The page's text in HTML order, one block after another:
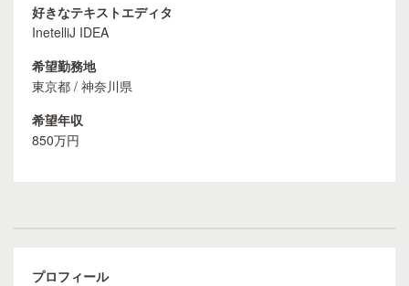
好きなテキストエディタ
InetelliJ IDEA
希望勤務地
東京都 / 神奈川県
希望年収
850万円
プロフィール